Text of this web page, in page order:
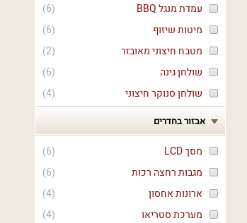
(
6
)
עמדת מנגל BBQ
(
6
)
מיטות שיזוף
(
2
)
מטבח חיצוני מאובזר
(
6
)
שולחן גינה
(
4
) שולחן סנוקר חיצוני
אבזור בחדרים
(
6
)
מסך LCD
(
6
)
מגבות רחצה רכות
(
4
)
ארונות אחסון
(
4
)
מערכת סטריאו